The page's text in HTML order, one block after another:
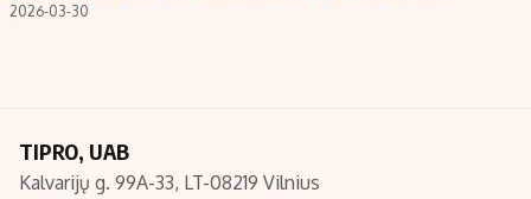
2026-03-30
TIPRO, UAB
Kalvarijų g. 99A-33, LT-08219 Vilnius